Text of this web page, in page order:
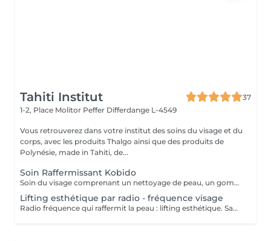
Tahiti Institut
37
1-2, Place Molitor Peffer Differdange L-4549
Vous retrouverez dans votre institut des soins du visage et du
corps, avec les produits Thalgo ainsi que des produits de
Polynésie, made in Tahiti, de...
Soin Raffermissant Kobido
Soin du visage comprenant un nettoyage de peau, un gommage enzymatique, l'utilisation d'ultra sons, le massage raffermissant kobido, la luminothérapie esthétique et le passage d'un appareil froid pour raffermir les tissus. Le Kobido est une technique de massage facial japonaise ancestrale basée sur une alternance de mouvements rapides et profonds : lissages, pétrissages, percussions et drainages. Il agit à la fois sur la peau, les muscles et la circulation lymphatique. Ce massage vise à : - stimuler la production de collagène et d'élastine - améliorer l'oxygénation des tissus - relâcher les tensions du visage, du cou et de la mâchoire. Résultat : un visage plus tonique, plus lumineux, avec des traits visiblement détendus.
Lifting esthétique par radio - fréquence visage
Radio fréquence qui raffermit la peau : lifting esthétique. Sans chirurgie. Indolore. Améliore les contours du visage. Relance la production naturelle de fibres de votre peau. Fermeté et lissage.